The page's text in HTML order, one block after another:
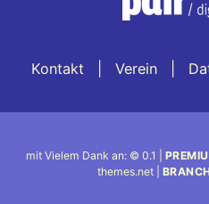
Kontakt Verein
mit Vielem Dank an: © 0.1 |
themes.net |